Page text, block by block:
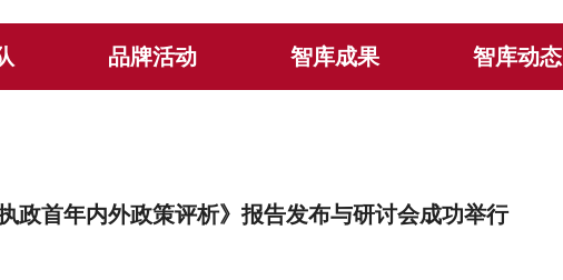
品牌活动 智库成果 智库动态
政首年内外政策评析》报告发布与研讨会成功举行